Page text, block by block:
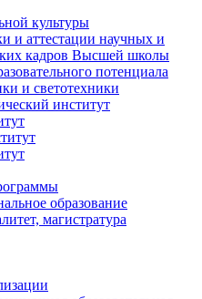
культуры
и аттестации научных и
кадров Высшей школы
потенциала
и светотехники
институт
образование
магистратура